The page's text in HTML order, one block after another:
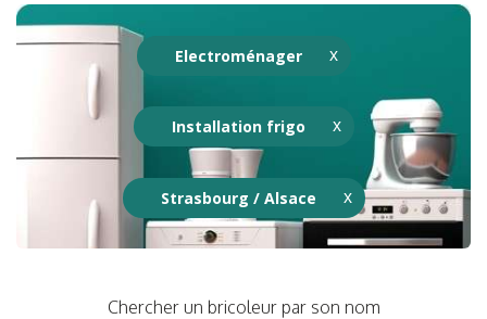
Electroménager
Installation frigo
Strasbourg / Alsace
Chercher un bricoleur par son nom